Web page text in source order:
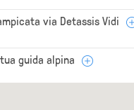
via Detassis Vidi
guida alpina